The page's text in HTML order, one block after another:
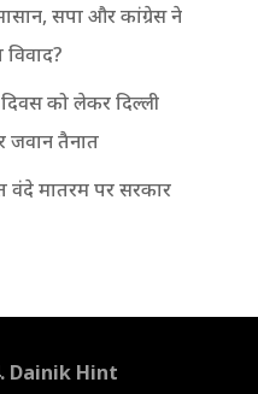
सपा और कांग्रेस ने
को लेकर दिल्ली
जवान तैनात
वंदे मातरम पर सरकार
Dainik Hint